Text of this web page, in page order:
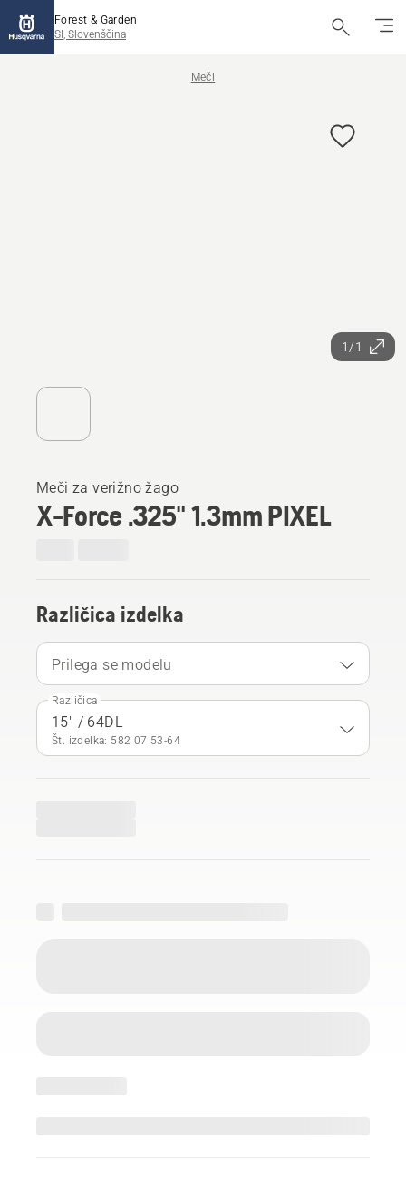
Forest & Garden
SI, Slovenščina
Meči
1/1
Meči za verižno žago
X-Force .325" 1.3mm PIXEL
Različica izdelka
Prilega se modelu
Različica
15" / 64DL
Št. izdelka: 582 07 53‑64